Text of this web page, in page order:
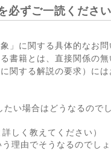
必ずご一読ください
」に関する具体的なお
書籍とは、直接関係の
関する解説の要求）には
い場合はどうなるので
しく教えてください）
理由でそうなるのでしょ